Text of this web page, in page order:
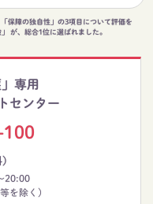
保障の独自性」の3項目について評価を
が、総合1位に選ばれました。
専用
センター
20:00
を除く)